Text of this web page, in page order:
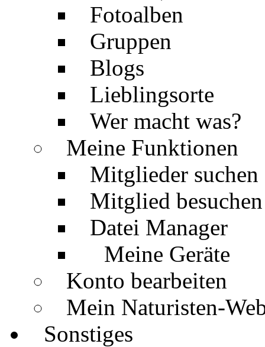
Fotoalben
Gruppen
Blogs
Lieblingsorte
Wer macht was?
Meine Funktionen
Mitglieder suchen
Mitglied besuchen
Datei Manager
Meine Geräte
Konto bearbeiten
Mein Naturisten-
Sonstiges